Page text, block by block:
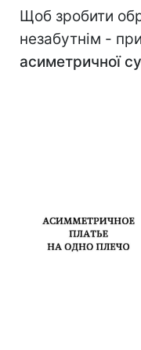
Щоб зробити
незабутнім -
асиметричної